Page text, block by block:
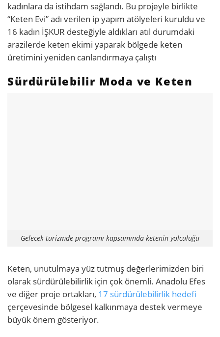
kadınlara da istihdam sağlandı. Bu projeyle birlikte
“Keten Evi” adı verilen ip yapım atölyeleri kuruldu ve
16 kadın İŞKUR desteğiyle aldıkları atıl durumdaki
arazilerde keten ekimi yaparak bölgede keten
üretimini yeniden canlandırmaya çalıştı
Sürdürülebilir Moda ve Keten
Gelecek turizmde programı kapsamında ketenin yolculuğu
Keten, unutulmaya yüz tutmuş değerlerimizden biri
olarak sürdürülebilirlik için çok önemli. Anadolu Efes
ve diğer proje ortakları, 17 sürdürülebilirlik hedefi
çerçevesinde bölgesel kalkınmaya destek vermeye
büyük önem gösteriyor.